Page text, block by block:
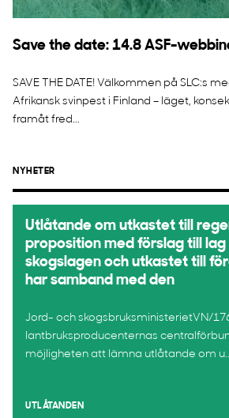
Save the date: 14.8 ASF-
SAVE THE DATE! Välkommen på SLC:s
Afrikansk svinpest i Finland – läget,
framåt fred...
NYHETER
Utlåtande om utkastet till
proposition med förslag till lag
skogslagen och utkastet till
har samband med den
Jord- och skogsbruksministerietVN/
lantbruksproducenternas
möjligheten att lämna utlåtande om
UTLÅTANDEN